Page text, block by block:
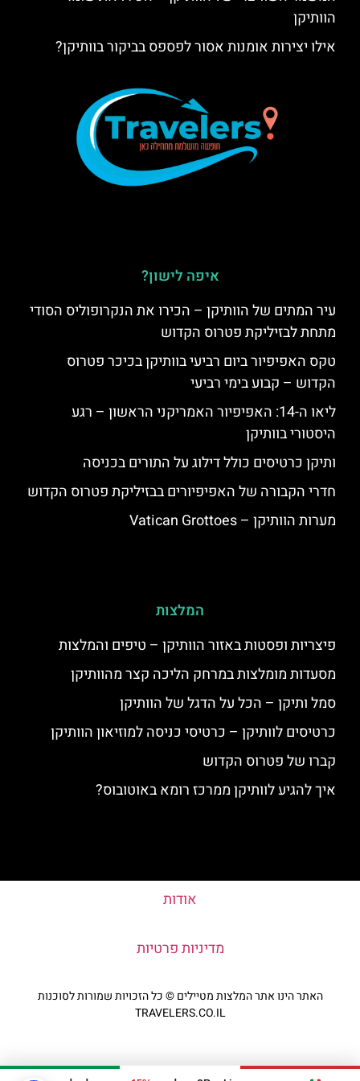
הוותיקן
אילו יצירות אומנות אסור לפספס בביקור בוותיקן?
איפה לישון?
עיר המתים של הוותיקן – הכירו את הנקרופוליס הסודי
מתחת לבזיליקת פטרוס הקדוש
טקס האפיפיור ביום רביעי בוותיקן בכיכר פטרוס
הקדוש – קבוע בימי רביעי
ליאו ה-14: האפיפיור האמריקני הראשון – רגע
היסטורי בוותיקן
ותיקן כרטיסים כולל דילוג על התורים בכניסה
חדרי הקבורה של האפיפיורים בבזיליקת פטרוס הקדוש
מערות הוותיקן – Vatican Grottoes
המלצות
פיצריות ופסטות באזור הוותיקן – טיפים והמלצות
מסעדות מומלצות במרחק הליכה קצר מהוותיקן
סמל ותיקן – הכל על הדגל של הוותיקן
כרטיסים לוותיקן – כרטיסי כניסה למוזיאון הוותיקן
קברו של פטרוס הקדוש
איך להגיע לוותיקן ממרכז רומא באוטובוס?
אודות
מדיניות פרטיות
האתר הינו אתר המלצות מטיילים © כל הזכויות שמורות לסוכנות
TRAVELERS.CO.IL